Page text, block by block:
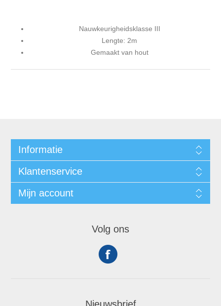
Nauwkeurigheidsklasse III
Lengte: 2m
Gemaakt van hout
Informatie
Klantenservice
Mijn account
Volg ons